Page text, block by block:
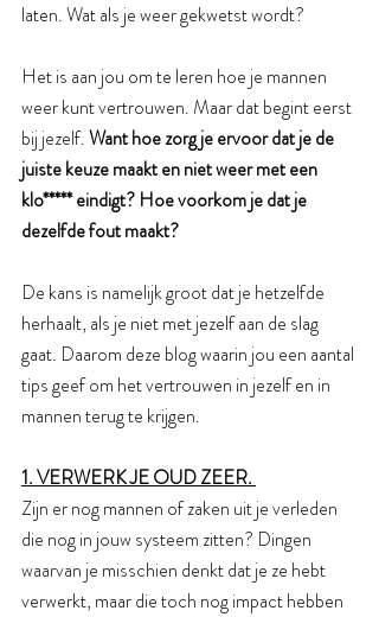
laten. Wat als je weer gekwetst wordt?
Het is aan jou om te leren hoe je mannen
weer kunt vertrouwen. Maar dat begint eerst
bij jezelf. Want hoe zorg je ervoor dat je de
juiste keuze maakt en niet weer met een
klo***** eindigt? Hoe voorkom je dat je
dezelfde fout maakt?
De kans is namelijk groot dat je hetzelfde
herhaalt, als je niet met jezelf aan de slag
gaat. Daarom deze blog waarin jou een aantal
tips geef om het vertrouwen in jezelf en in
mannen terug te krijgen.
1. VERWERK JE OUD ZEER.
Zijn er nog mannen of zaken uit je verleden
die nog in jouw systeem zitten? Dingen
waarvan je misschien denkt dat je ze hebt
verwerkt, maar die toch nog impact hebben